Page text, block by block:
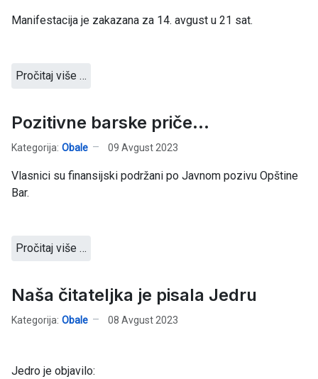
Manifestacija je zakazana za 14. avgust u 21 sat.
Pročitaj više …
Pozitivne barske priče...
Kategorija: Obale 09 Avgust 2023
Vlasnici su finansijski podržani po Javnom pozivu Opštine
Bar.
Pročitaj više …
Naša čitateljka je pisala Jedru
Kategorija: Obale 08 Avgust 2023
Jedro je objavilo: